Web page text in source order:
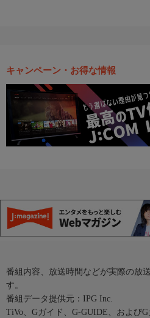
キャンペーン・お得な情報
番組内容、放送時間などが実際の放
す。
番組データ提供元：IPG Inc.
TiVo、Gガイド、G-GUIDE、および